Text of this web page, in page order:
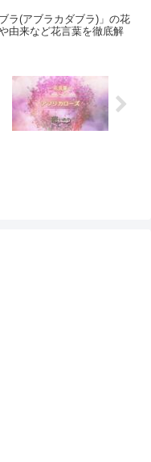
ラ(アブラカダブラ)」の花
由来など花言葉を徹底解